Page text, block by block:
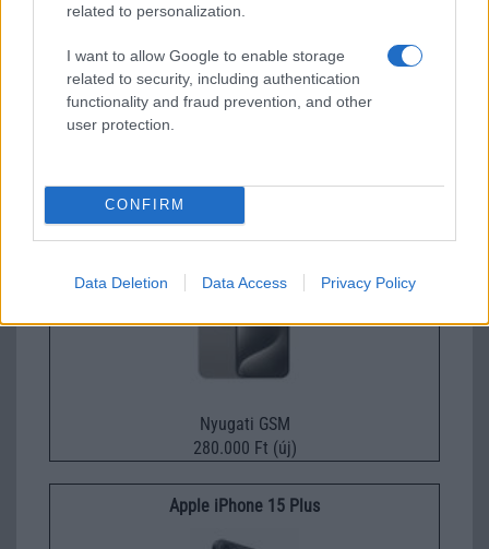
related to personalization.
I want to allow Google to enable storage
related to security, including authentication
functionality and fraud prevention, and other
user protection.
CONFIRM
Data Deletion Data Access Privacy Policy
Apple iPhone 15 Pro
Nyugati GSM
280.000 Ft (új)
Apple iPhone 15 Plus